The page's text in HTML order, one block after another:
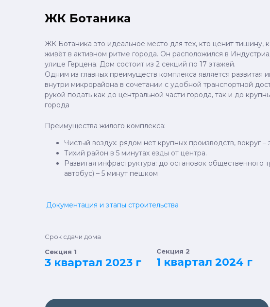
ЖК Ботаника
ЖК Ботаника это идеальное место для тех, кто ценит тишину,
живёт в активном ритме города. Он расположился в
улице Герцена. Дом состоит из 2 секций по 17 этажей.
Одним из главных преимуществ комплекса является развитая
внутри микрорайона в сочетании с удобной транспортной
рукой подать как до центральной части города, так и до
города
Документация и этапы строительства
Преимущества жилого комплекса:
Чистый воздух: рядом нет крупных производств, вокруг –
Тихий район в 5 минутах езды от центра.
Развитая инфраструктура: до остановок общественного
автобус) – 5 минут пешком
Срок сдачи дома
3 квартал 2023 г
Секция 1
1 квартал 2024 г
Секция 2